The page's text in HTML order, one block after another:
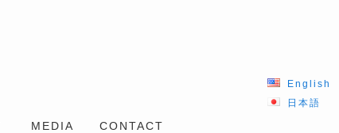
MEDIA CONTACT
English
日本語